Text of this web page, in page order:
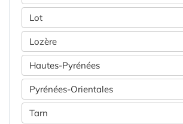
Lot
Lozère
Hautes-Pyrénées
Pyrénées-Orientales
Tarn